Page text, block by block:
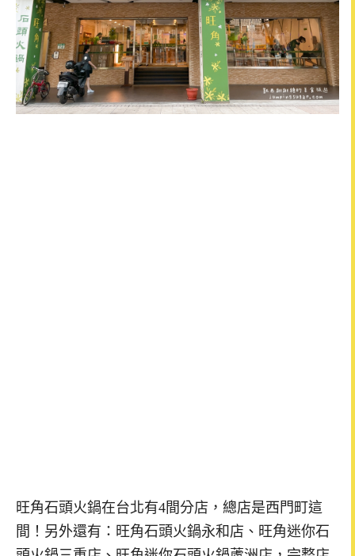
旺角石頭火鍋在台北有4間分店，總店是西門町這
間！另外還有：旺角石頭火鍋永和店、旺角迷你石